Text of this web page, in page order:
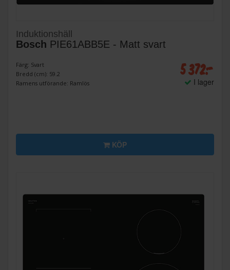
Induktionshäll
Bosch PIE61ABB5E - Matt svart
Färg: Svart
Bredd (cm): 59.2
Ramens utförande: Ramlös
5 372:-
I lager
KÖP